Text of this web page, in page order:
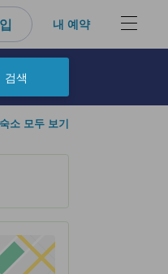
내 예약
사용해 특정 날짜를 선택
검색
소 모두 보기